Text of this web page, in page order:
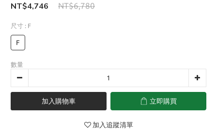
NT$4,746 NT$6,780
尺寸 : F
F
數量
加入購物車 立即購買
加入追蹤清單